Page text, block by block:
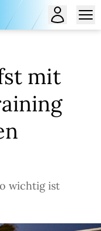
mit
wichtig ist